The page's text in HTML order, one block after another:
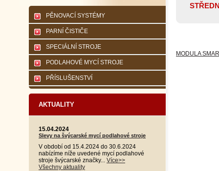
PĚNOVACÍ SYSTÉMY
PARNÍ ČISTIČE
SPECIÁLNÍ STROJE
PODLAHOVÉ MYCÍ STROJE
PŘÍSLUŠENSTVÍ
AKTUALITY
15.04.2024
Slevy na švýcarské mycí podlahové stroje
V období od 15.4.2024 do 30.6.2024
nabízíme níže uvedené mycí podlahové
stroje švýcarské značky... Více>>
Všechny aktuality
MODULA